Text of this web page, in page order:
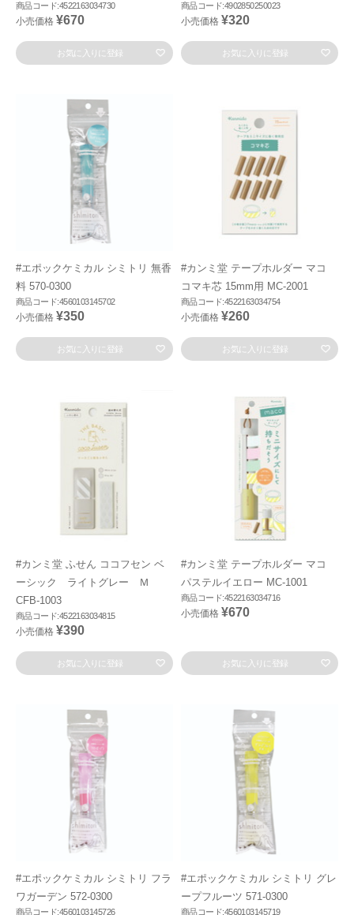
商品コード:4522163034730
小売価格 ¥670
お気に入りに登録
商品コード:4902850250023
小売価格 ¥320
お気に入りに登録
#エポックケミカル シミトリ 無香
料 570-0300
商品コード:4560103145702
小売価格 ¥350
お気に入りに登録
#カンミ堂 テープホルダー マコ
コマキ芯 15mm用 MC-2001
商品コード:4522163034754
小売価格 ¥260
お気に入りに登録
#カンミ堂 ふせん ココフセン ベ
ーシック ライトグレー Ｍ
CFB-1003
商品コード:4522163034815
小売価格 ¥390
お気に入りに登録
#カンミ堂 テープホルダー マコ
パステルイエロー MC-1001
商品コード:4522163034716
小売価格 ¥670
お気に入りに登録
#エポックケミカル シミトリ フラ
ワガーデン 572-0300
商品コード:4560103145726
#エポックケミカル シミトリ グレ
ープフルーツ 571-0300
商品コード:4560103145719